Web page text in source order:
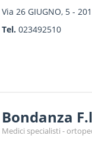
Via 26 GIUGNO, 5-
Tel. 023492510
Bondanza
Medici specialisti -